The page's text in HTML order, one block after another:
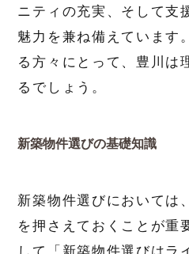
ニティの充実、そして支
魅力を兼ね備えています
る方々にとって、豊川は
るでしょう。
新築物件選びの基礎知識
新築物件選びにおいては
を押さえておくことが重